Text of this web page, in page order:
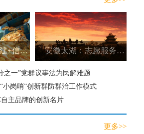
安徽淮北：“党建+信用村”建设为乡村振兴引活水 安徽太湖：志愿服务助力新时代文明实践落地生根
之一”党群议事法为民解难题
小岗哨”创新群防群治工作模式
主品牌的创新名片
更多>>